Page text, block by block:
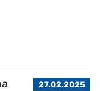
27.02.2025